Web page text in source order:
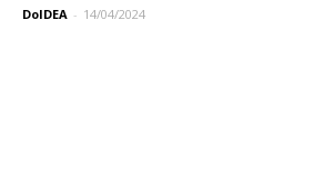
DoIDEA - 14/04/2024